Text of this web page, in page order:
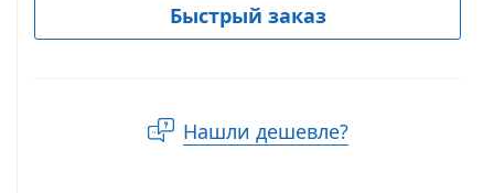
Быстрый заказ
Нашли дешевле?